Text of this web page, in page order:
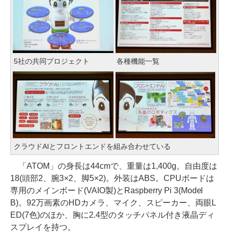
5社の共同プロジェクト 各種機能一覧
クラウドAIとフロントエンドを組み合わせている
「ATOM」の身長は44cmで、重量は1,400g。自由度は
18(頭部2、腕3×2、脚5×2)。外装はABS。CPUボードは
専用のメインボード(VAIO製)とRaspberry Pi 3(Model
B)。92万画素のHDカメラ、マイク、スピーカー、両眼L
ED(7色)のほか、胸に2.4型のタッチパネル付き液晶ディ
スプレイを持つ。